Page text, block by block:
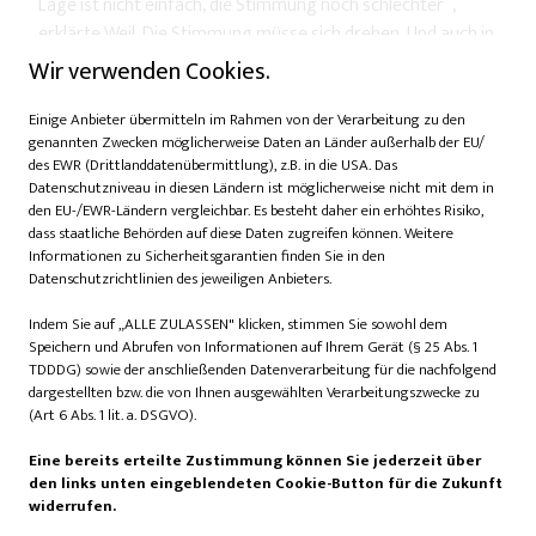
erklärte Weil. Die Stimmung müsse sich drehen. Und auch in
Niedersachsen sei das Bedürfnis nach grundlegenden
Wir verwenden Cookies.
Einige Anbieter übermitteln im Rahmen von der Verarbeitung zu den
genannten Zwecken möglicherweise Daten an Länder außerhalb der EU/
des EWR (Drittlanddatenübermittlung), z.B. in die USA. Das
Datenschutzniveau in diesen Ländern ist möglicherweise nicht mit dem in
den EU-/EWR-Ländern vergleichbar. Es besteht daher ein erhöhtes Risiko,
dass staatliche Behörden auf diese Daten zugreifen können. Weitere
Informationen zu Sicherheitsgarantien finden Sie in den
Datenschutzrichtlinien des jeweiligen Anbieters.
Indem Sie auf „ALLE ZULASSEN" klicken, stimmen Sie sowohl dem
Speichern und Abrufen von Informationen auf Ihrem Gerät (§ 25 Abs. 1
TDDDG) sowie der anschließenden Datenverarbeitung für die nachfolgend
dargestellten bzw. die von Ihnen ausgewählten Verarbeitungszwecke zu
(Art 6 Abs. 1 lit. a. DSGVO).
Eine bereits erteilte Zustimmung können Sie jederzeit über
den links unten eingeblendeten Cookie-Button für die Zukunft
widerrufen.